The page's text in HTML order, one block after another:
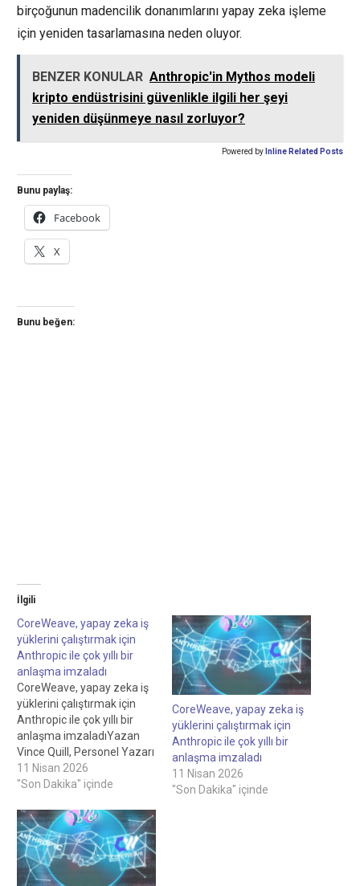
birçoğunun madencilik donanımlarını yapay zeka işleme
için yeniden tasarlamasına neden oluyor.
BENZER KONULAR Anthropic'in Mythos modeli
kripto endüstrisini güvenlikle ilgili her şeyi
yeniden düşünmeye nasıl zorluyor?
Powered by Inline Related Posts
Bunu paylaş:
Facebook
X
Bunu beğen:
İlgili
CoreWeave, yapay zeka iş
yüklerini çalıştırmak için
Anthropic ile çok yıllı bir
anlaşma imzaladı
CoreWeave, yapay zeka iş
yüklerini çalıştırmak için
Anthropic ile çok yıllı bir
anlaşma imzaladıYazan
Vince Quill, Personel Yazarı
İnceleyen: Sam Bourgi,
Personel Editörü
yapay zeka iş yüklerini
çalıştırmak için çok yıllı bir
anlaşma imzaladı 17 saat
önce CoreWeave,
anlaşmanın artık yapay
11 Nisan 2026
"Son Dakika" içinde
CoreWeave, yapay zeka iş
yüklerini çalıştırmak için
Anthropic ile çok yıllı bir
anlaşma imzaladı
11 Nisan 2026
"Son Dakika" içinde